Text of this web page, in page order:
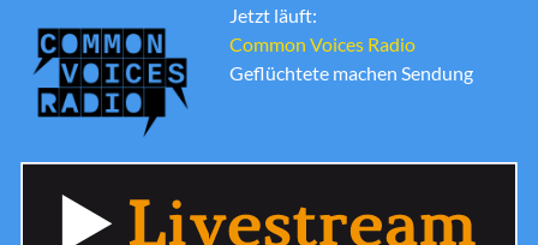
Jetzt läuft:
Common Voices Radio
Geflüchtete machen Sendung